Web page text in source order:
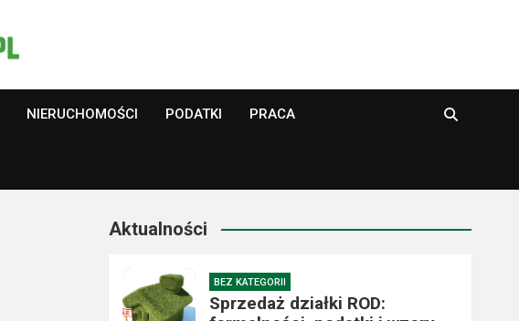
NIERUCHOMOŚCI PODATKI PRACA
Aktualności
BEZ KATEGORII
Sprzedaż działki ROD: